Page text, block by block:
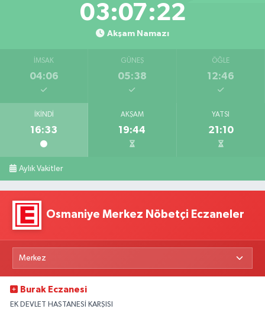
03:07:21
Akşam Namazı
İMSAK
04:06
GÜNEŞ
05:38
ÖĞLE
12:46
İKINDI
16:33
AKŞAM
19:44
YATSI
21:10
Aylık Vakitler
Osmaniye Merkez Nöbetçi Eczaneler
Burak Eczanesi
EK DEVLET HASTANESİ KARŞISI